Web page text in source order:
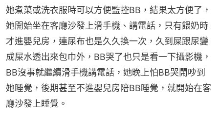
她煮菜或洗衣服時可以方便監控BB，結果太方便了，
她開始坐在客廳沙發上滑手機、講電話，只有餵奶時
才進嬰兒房，連尿布也是久久換一次，久到屎跟尿變
成屎水透出來包巾外，BB哭了也只是看一下攝影機，
BB沒事就繼續滑手機講電話，她晚上怕BB哭鬧吵到
她睡覺，後期甚至不進嬰兒房陪BB睡覺，就開始在客
廳沙發上睡覺。